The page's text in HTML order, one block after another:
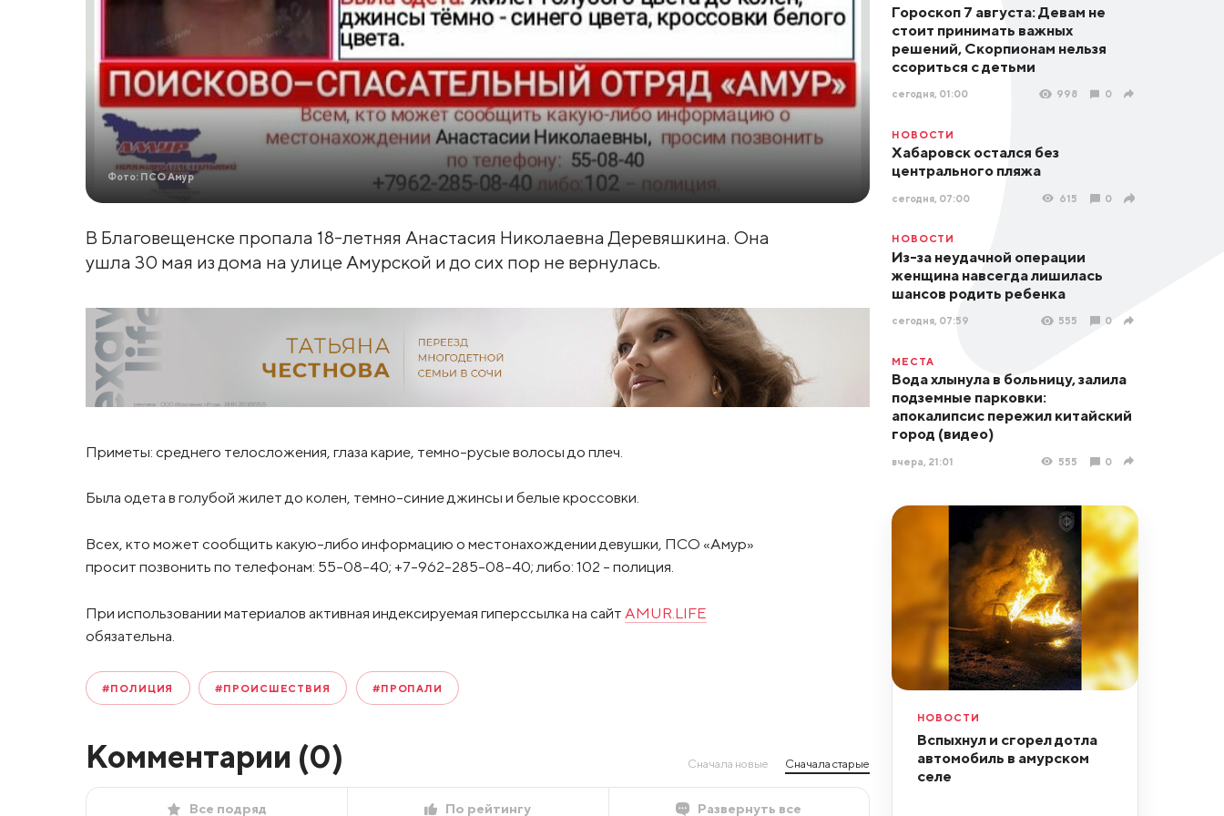
Фото: ПСО Амур
В Благовещенске пропала 18-летняя Анастасия Николаевна Деревяшкина. Она
ушла 30 мая из дома на улице Амурской и до сих пор не вернулась.
Приметы: среднего телосложения, глаза карие, темно-русые волосы до плеч.
Была одета в голубой жилет до колен, темно-синие джинсы и белые кроссовки.
Всех, кто может сообщить какую-либо информацию о местонахождении девушки, ПСО «Амур»
просит позвонить по телефонам: 55-08-40; +7-962-285-08-40; либо: 102 – полиция.
При использовании материалов активная индексируемая гиперссылка на сайт AMUR.LIFE
обязательна.
#ПОЛИЦИЯ #ПРОИСШЕСТВИЯ #ПРОПАЛИ
Комментарии (0) Сначала новые Сначала старые
Все подряд По рейтингу Развернуть все
Гороскоп 7 августа: Девам не
стоит принимать важных
решений, Скорпионам нельзя
ссориться с детьми
сегодня, 01:00 998 0
НОВОСТИ
Хабаровск остался без
центрального пляжа
сегодня, 07:00 615 0
НОВОСТИ
Из-за неудачной операции
женщина навсегда лишилась
шансов родить ребенка
сегодня, 07:59 555 0
МЕСТА
Вода хлынула в больницу, залила
подземные парковки:
апокалипсис пережил китайский
город (видео)
вчера, 21:01 555 0
НОВОСТИ
Вспыхнул и сгорел дотла
автомобиль в амурском
селе